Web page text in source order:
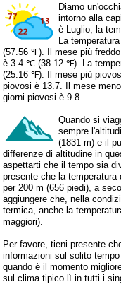
Diamo
intorno alla
è Luglio, la
La
(57.56 ℉). Il mese più
è 3.4 ℃ (38.12 ℉). La
(25.16 ℉). Il mese più
piovosi è 13.7. Il mese
giorni piovosi è 9.8.
Quando si
sempre
(1831 m) e il
differenze di altitudine in
aspettarti che il tempo sia
presente che la
per 200 m (656 piedi), a
aggiungere che, nella
termica, anche la
maggiori).
Per favore, tieni presente
informazioni sul solito
quando è il momento
sul clima tipico lì in tutti i